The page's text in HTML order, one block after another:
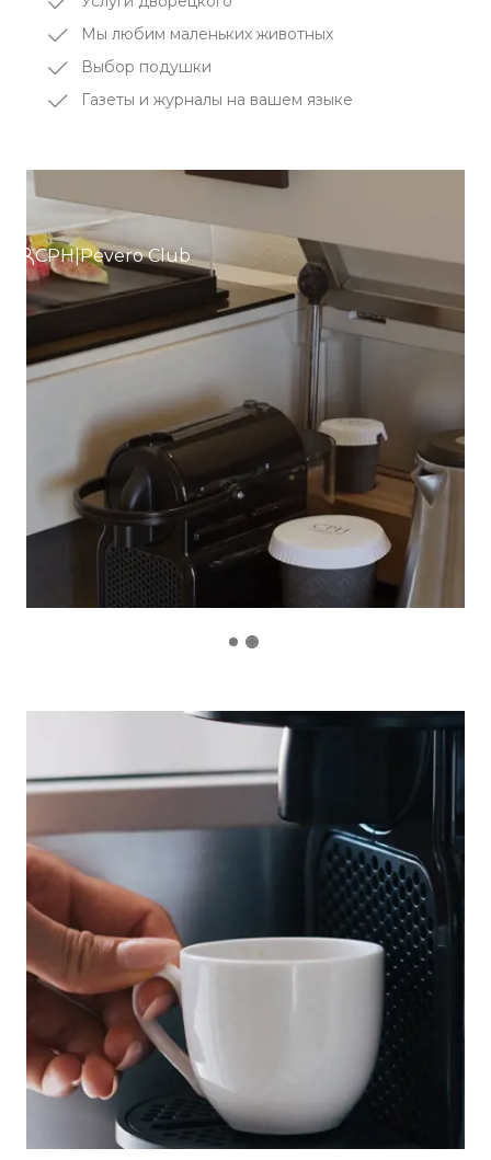
Мы любим маленьких животных
Выбор подушки
Газеты и журналы на вашем языке
CPH|Pevero Club